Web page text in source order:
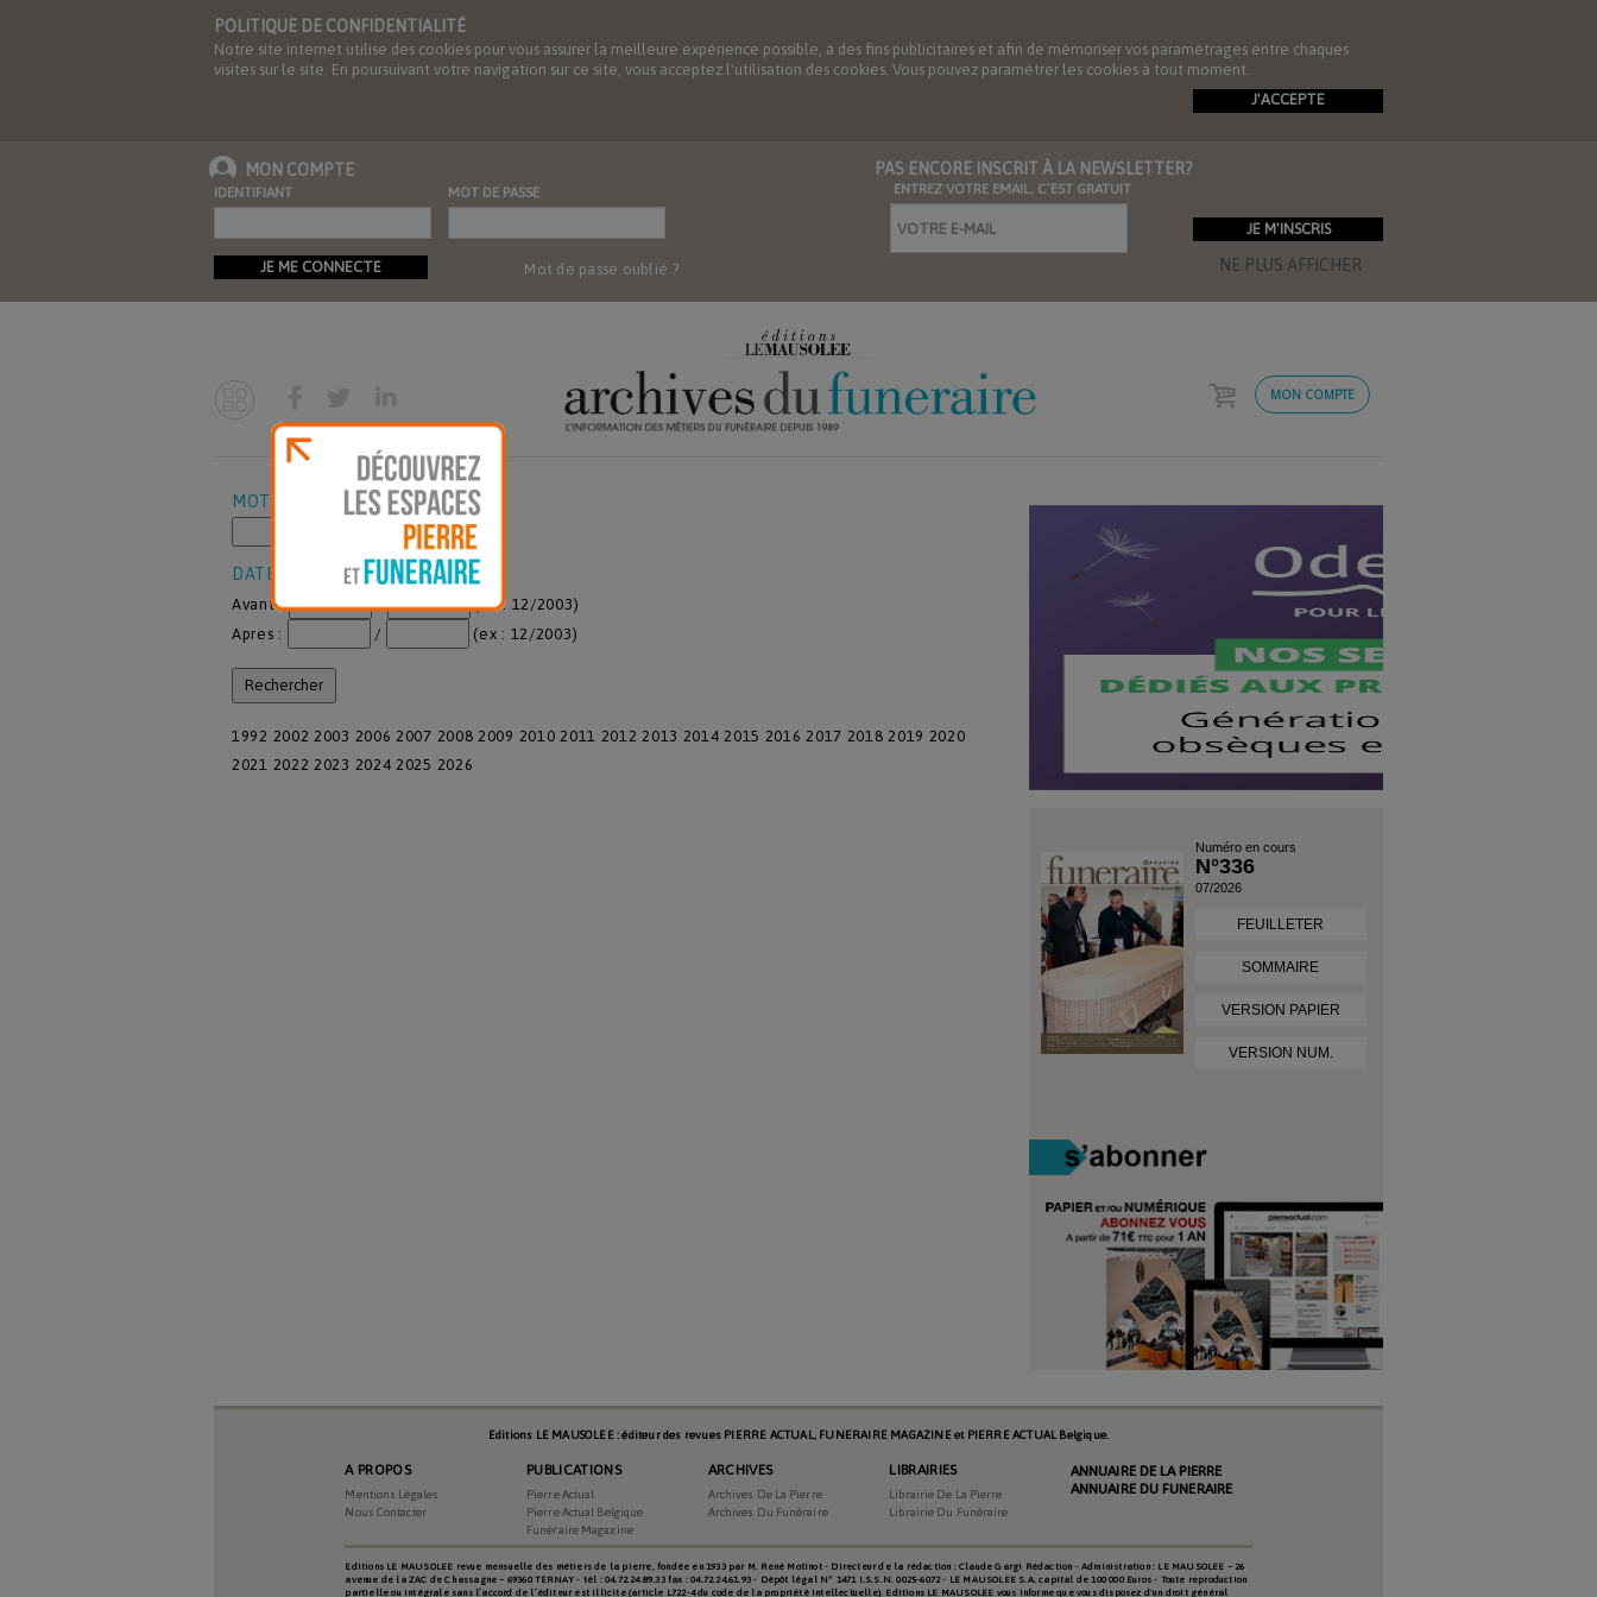
POLITIQUE DE CONFIDENTIALITÉ
Notre site internet utilise des cookies pour vous assurer la meilleure expérience possible, à des fins publicitaires et afin de mémoriser vos paramétrages entre chaques
visites sur le site. En poursuivant votre navigation sur ce site, vous acceptez l'utilisation des cookies. Vous pouvez paramétrer les cookies à tout moment.
J'ACCEPTE
MON COMPTE
IDENTIFIANT MOT DE PASSE
JE ME CONNECTE Mot de passe oublié ? NE PLUS AFFICHER
PAS ENCORE INSCRIT À LA NEWSLETTER?
ENTREZ VOTRE EMAIL, C’EST GRATUIT
MON COMPTE
MOTS CLES
DATE DE PUBLICATION
Avant : /
(ex : 12/2003)
Apres :
/ (ex : 12/2003)
1992 2002 2003 2006 2007 2008 2009 2010 2011 2012 2013 2014 2015 2016 2017 2018 2019 2020
2021 2022 2023 2024 2025 2026
Numéro en cours
N°336
07/2026
FEUILLETER
SOMMAIRE
VERSION PAPIER
VERSION NUM.
Editions LE MAUSOLEE : éditeur des revues PIERRE ACTUAL, FUNERAIRE MAGAZINE et PIERRE ACTUAL Belgique.
A PROPOS
Mentions Légales
Nous Contacter
PUBLICATIONS
Pierre Actual
Pierre Actual Belgique
Funéraire Magazine
ARCHIVES
Archives De La Pierre
Archives Du Funéraire
LIBRAIRIES
Librairie De La Pierre
Librairie Du Funéraire
ANNUAIRE DE LA PIERRE
ANNUAIRE DU FUNERAIRE
Editions LE MAUSOLEE revue mensuelle des métiers de la pierre, fondée en 1933 par M. René Motinot - Directeur de la rédaction : Claude Gargi Rédaction - Administration : LE MAUSOLEE – 26
avenue de la ZAC de Chassagne – 69360 TERNAY - tél : 04.72.24.89.33 fax : 04.72.24.61.93 - Dépôt légal N° 1471 I.S.S.N. 0025-6072 - LE MAUSOLEE S.A. capital de 100 000 Euros - Toute reproduction
partielle ou intégrale sans l’accord de l’éditeur est illicite (article L722-4 du code de la propriété intellectuelle). Editions LE MAUSOLEE vous informe que vous disposez d'un droit général